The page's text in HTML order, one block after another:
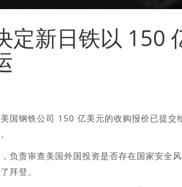
定新日铁以 150
国钢铁公司 150 亿美元的收购报价已提
负责审查美国外国投资是否存在国家安全
拜登。